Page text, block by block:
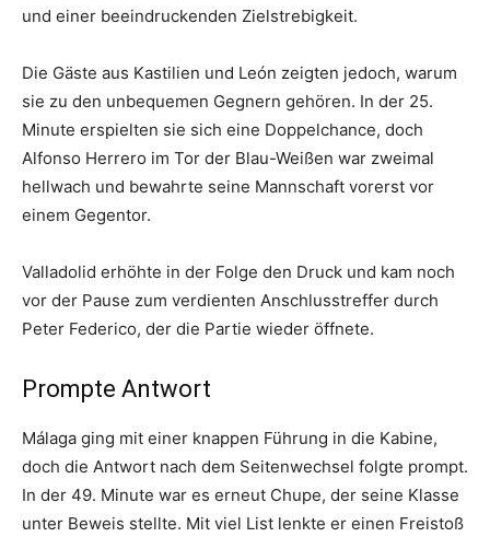
und einer beeindruckenden Zielstrebigkeit.
Die Gäste aus Kastilien und León zeigten jedoch, warum
sie zu den unbequemen Gegnern gehören. In der 25.
Minute erspielten sie sich eine Doppelchance, doch
Alfonso Herrero im Tor der Blau-Weißen war zweimal
hellwach und bewahrte seine Mannschaft vorerst vor
einem Gegentor.
Valladolid erhöhte in der Folge den Druck und kam noch
vor der Pause zum verdienten Anschlusstreffer durch
Peter Federico, der die Partie wieder öffnete.
Prompte Antwort
Málaga ging mit einer knappen Führung in die Kabine,
doch die Antwort nach dem Seitenwechsel folgte prompt.
In der 49. Minute war es erneut Chupe, der seine Klasse
unter Beweis stellte. Mit viel List lenkte er einen Freistoß